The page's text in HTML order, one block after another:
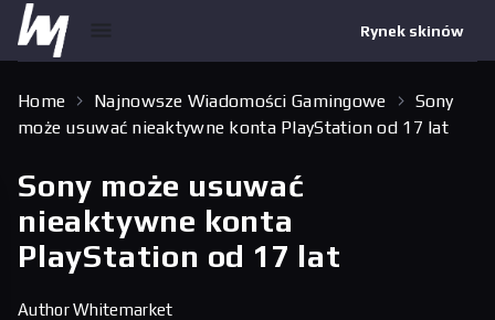
Rynek skinów
Home Najnowsze Wiadomości Gamingowe
Sony
może usuwać nieaktywne konta PlayStation od 17 lat
Sony może usuwać
nieaktywne konta
PlayStation od 17 lat
AuthorWhitemarket